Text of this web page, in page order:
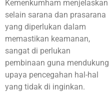
Kemenkumham menjelaskan
selain sarana dan prasarana
yang diperlukan dalam
memastikan keamanan,
sangat di perlukan
pembinaan guna mendukung
upaya pencegahan hal-hal
yang tidak di inginkan.